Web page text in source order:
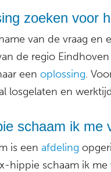
zoeken voor
van de vraag en
de regio
een oplossing.
losgelaten en
schaam ik me
is een afdeling
hippie schaam ik